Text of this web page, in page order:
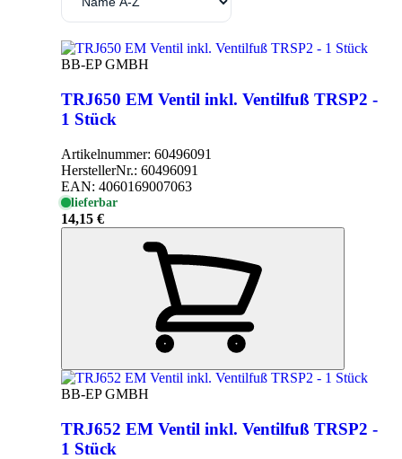
BB-EP GMBH
TRJ650 EM Ventil inkl. Ventilfuß TRSP2 -
1 Stück
Artikelnummer: 60496091
HerstellerNr.: 60496091
EAN: 4060169007063
lieferbar
14,15 €
BB-EP GMBH
TRJ652 EM Ventil inkl. Ventilfuß TRSP2 -
1 Stück